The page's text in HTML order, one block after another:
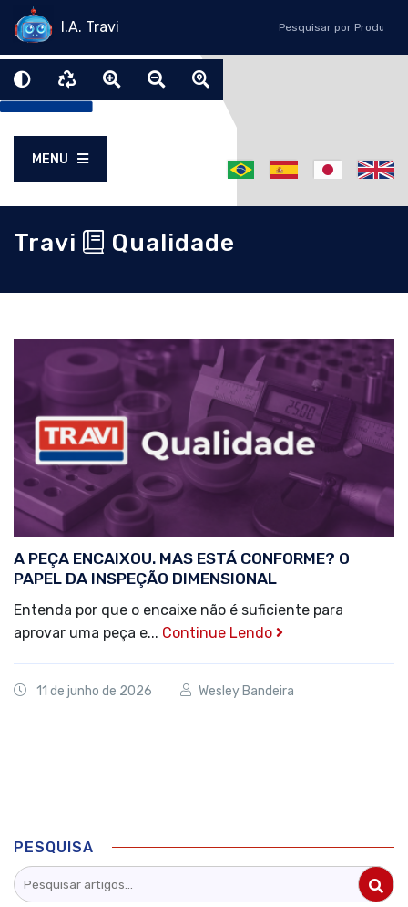
I.A. Travi
MENU
Travi Qualidade
A PEÇA ENCAIXOU. MAS ESTÁ CONFORME? O
PAPEL DA INSPEÇÃO DIMENSIONAL
Entenda por que o encaixe não é suficiente para
aprovar uma peça e... Continue Lendo
11 de junho de 2026 Wesley Bandeira
PESQUISA